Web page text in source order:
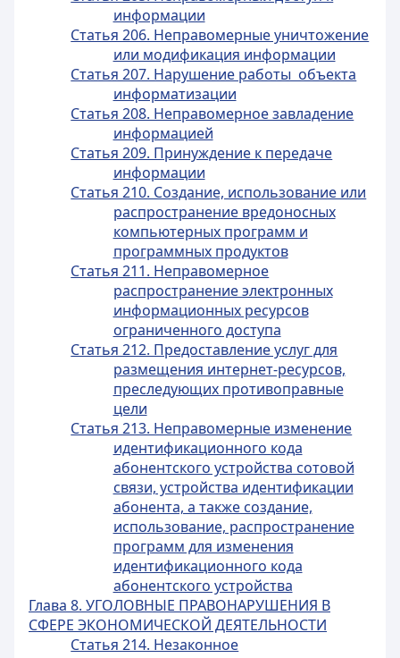
информации
Статья 206. Неправомерные уничтожение
или модификация информации
Статья 207. Нарушение работы объекта
информатизации
Статья 208. Неправомерное завладение
информацией
Статья 209. Принуждение к передаче
информации
Статья 210. Создание, использование или
распространение вредоносных
компьютерных программ и
программных продуктов
Статья 211. Неправомерное
распространение электронных
информационных ресурсов
ограниченного доступа
Статья 212. Предоставление услуг для
размещения интернет-ресурсов,
преследующих противоправные
цели
Статья 213. Неправомерные изменение
идентификационного кода
абонентского устройства сотовой
связи, устройства идентификации
абонента, а также создание,
использование, распространение
программ для изменения
идентификационного кода
абонентского устройства
Глава 8. УГОЛОВНЫЕ ПРАВОНАРУШЕНИЯ В
СФЕРЕ ЭКОНОМИЧЕСКОЙ ДЕЯТЕЛЬНОСТИ
Статья 214. Незаконное